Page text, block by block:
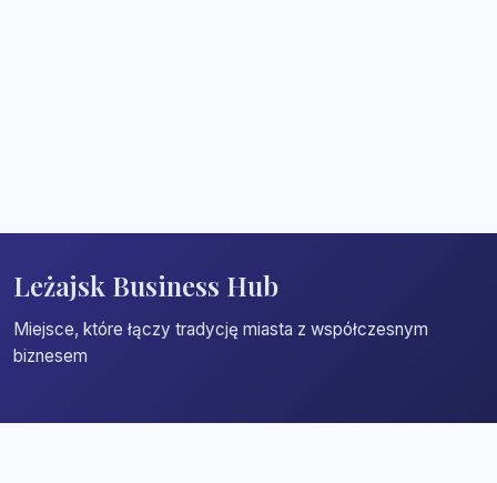
Leżajsk Business Hub
Miejsce, które łączy tradycję miasta z współczesnym
biznesem